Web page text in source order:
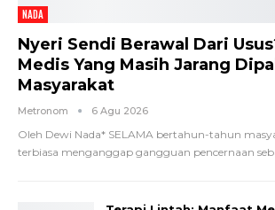
NADA
Nyeri Sendi Berawal Dari
Medis Yang Masih Jarang
Masyarakat
Metronom 6 Agu 2026
Oleh Dewi Nada* SELAMA bertahun-tahun
terbiasa menganggap gangguan pencernaan